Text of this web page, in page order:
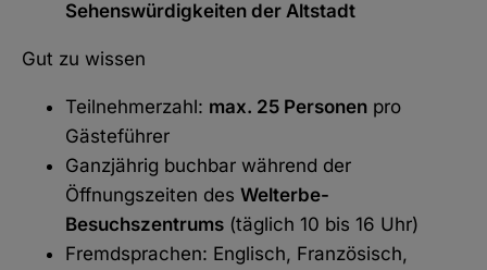
Sehenswürdigkeiten der Altstadt
Gut zu wissen
Teilnehmerzahl: max. 25 Personen pro
Gästeführer
Ganzjährig buchbar während der
Öffnungszeiten des Welterbe-
Besuchszentrums (täglich 10 bis 16 Uhr)
Fremdsprachen: Englisch, Französisch,